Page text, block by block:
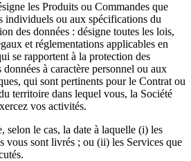
les Produits ou Commandes que
individuels ou aux spécifications du
des données : désigne toutes les lois,
et réglementations applicables en
se rapportent à la protection des
à caractère personnel ou aux
qui sont pertinents pour le Contrat ou
territoire dans lequel vous, la Société
vos activités.
selon le cas, la date à laquelle (i) les
vous sont livrés ; ou (ii) les Services que